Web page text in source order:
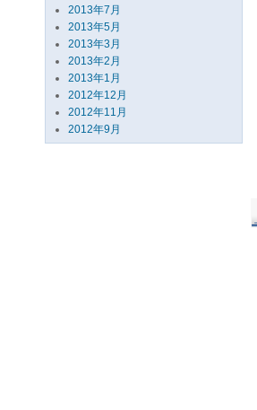
2013年7月
2013年5月
2013年3月
2013年2月
2013年1月
2012年12月
2012年11月
2012年9月